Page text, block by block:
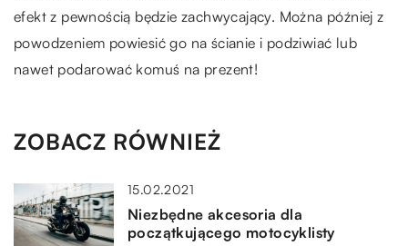
efekt z pewnością będzie zachwycający. Można później z
powodzeniem powiesić go na ścianie i podziwiać lub
nawet podarować komuś na prezent!
ZOBACZ RÓWNIEŻ
15.02.2021
Niezbędne akcesoria dla
początkującego motocyklisty